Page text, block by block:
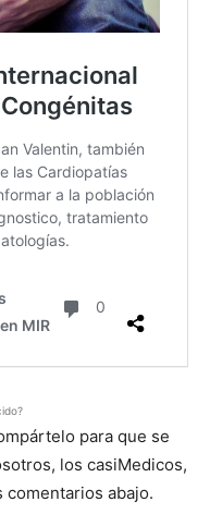
para que se
los casiMedicos,
comentarios abajo.